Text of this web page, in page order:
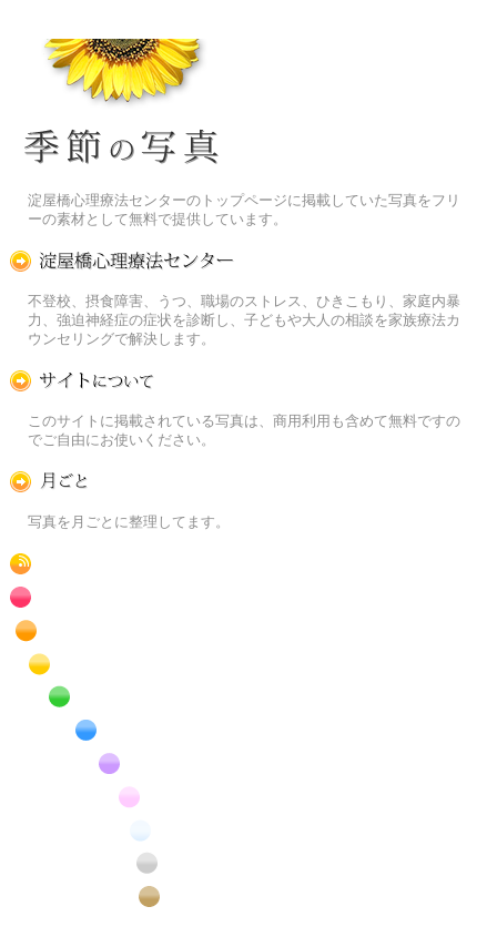
淀屋橋心理療法センターのトップページに掲載していた写真をフリ
ーの素材として無料で提供しています。
不登校、摂食障害、うつ、職場のストレス、ひきこもり、家庭内暴
力、強迫神経症の症状を診断し、子どもや大人の相談を家族療法カ
ウンセリングで解決します。
このサイトに掲載されている写真は、商用利用も含めて無料ですの
でご自由にお使いください。
写真を月ごとに整理してます。
RSS
赤色の花のフリー写真素材
橙色の花のフリー写真素材
黄色の花のフリー写真素材
緑色の花のフリー写真素材
青色の花のフリー写真素材
紫色の花のフリー写真素材
白色の花のフリー写真素材
昆虫のフリー写真素材